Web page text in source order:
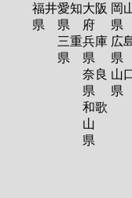
福井
県
愛知
県
三重
県
大阪
府
兵庫
県
奈良
県
和歌
山
県
岡
県
広
県
山
県